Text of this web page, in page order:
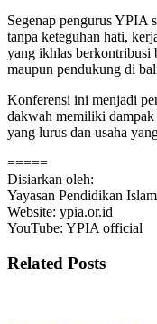
Segenap pengurus YPIA
tanpa keteguhan hati,
yang ikhlas berkontribusi
maupun pendukung di
Konferensi ini menjadi
dakwah memiliki dampak
yang lurus dan usaha
=====
Disiarkan oleh:
Yayasan Pendidikan
Website: ypia.or.id
YouTube: YPIA official
Related Posts